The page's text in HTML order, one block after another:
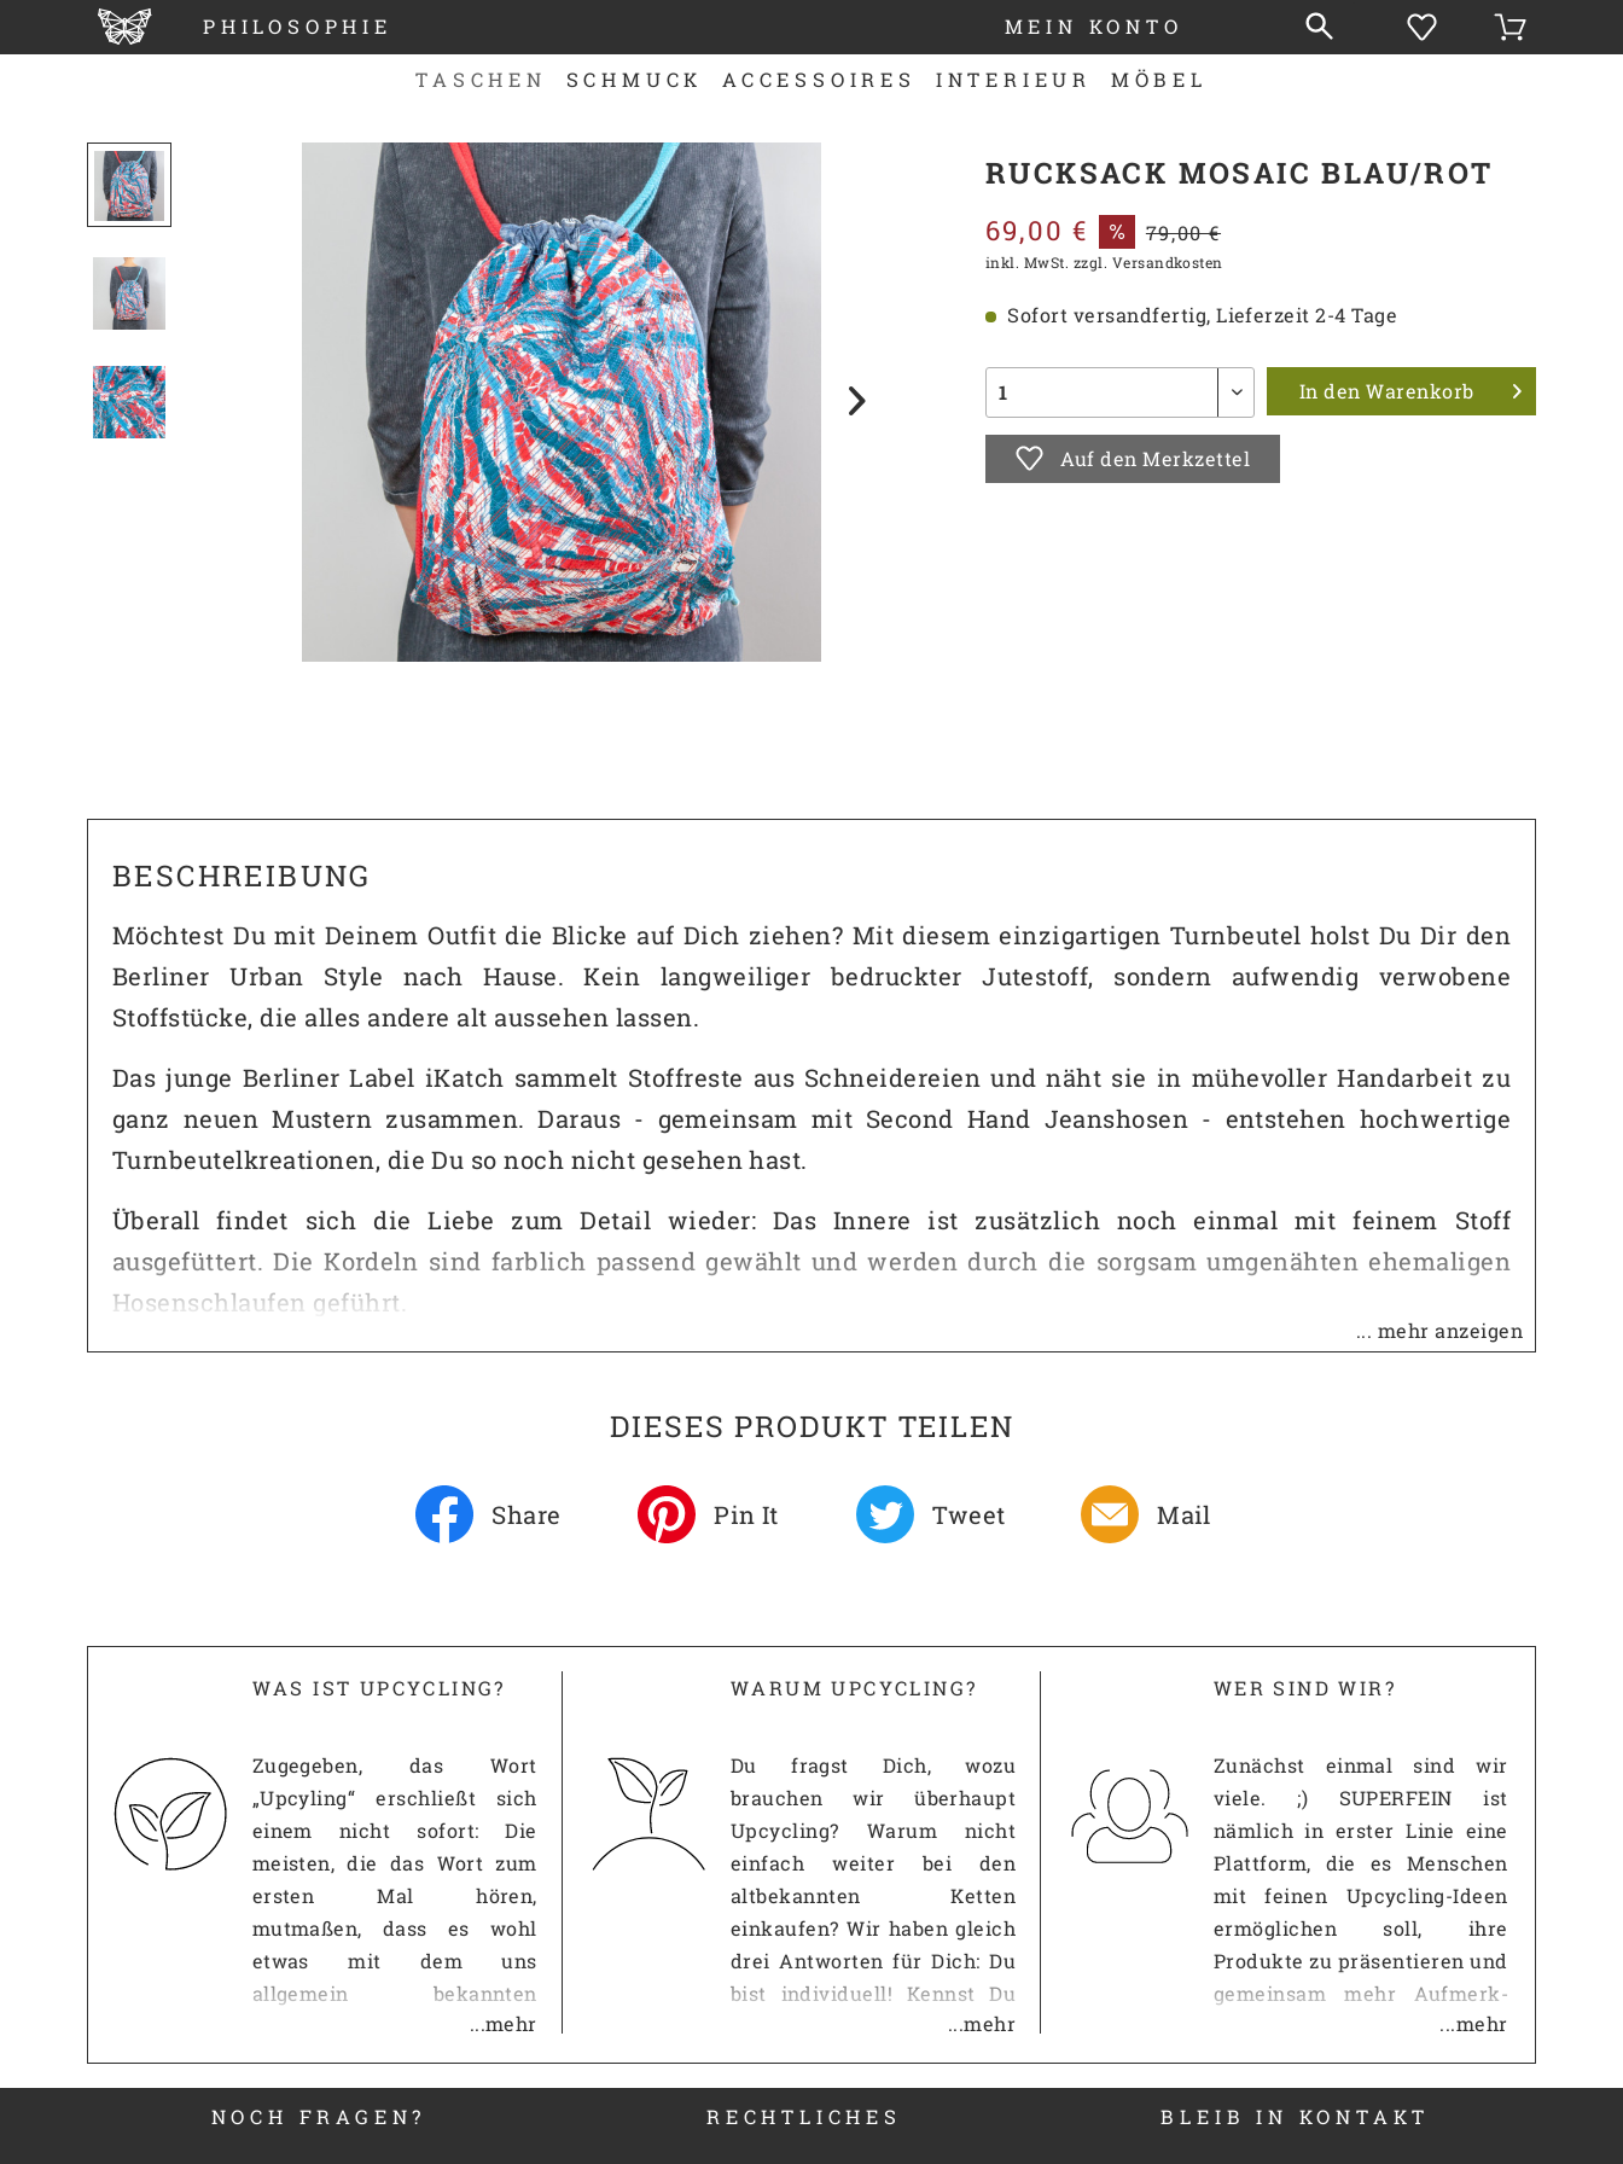
PHILOSOPHIE MEIN KONTO
TASCHEN SCHMUCK ACCESSOIRES INTERIEUR MÖBEL
RUCKSACK MOSAIC BLAU/ROT
69,00 € 79,00 €
inkl. MwSt. zzgl. Versandkosten
Sofort versandfertig, Lieferzeit 2-4 Tage
In den Warenkorb
Auf den Merkzettel
BESCHREIBUNG
Möchtest Du mit Deinem Outfit die Blicke auf Dich ziehen? Mit diesem einzigartigen Turnbeutel holst Du Dir den
Berliner Urban Style nach Hause. Kein langweiliger bedruckter Jutestoff, sondern aufwendig verwobene
Stoffstücke, die alles andere alt aussehen lassen.
Das junge Berliner Label iKatch sammelt Stoffreste aus Schneidereien und näht sie in mühevoller Handarbeit zu
ganz neuen Mustern zusammen. Daraus - gemeinsam mit Second Hand Jeanshosen - entstehen hochwertige
Turnbeutelkreationen, die Du so noch nicht gesehen hast.
Überall findet sich die Liebe zum Detail wieder: Das Innere ist zusätzlich noch einmal mit feinem Stoff
ausgefüttert. Die Kordeln sind farblich passend gewählt und werden durch die sorgsam umgenähten ehemaligen
Hosenschlaufen geführt.
Ein weiterer schöner Nebeneffekt: Dich finden Deine Freunde auch im größten Festival- oder Einkaufsgetümmel
... mehr anzeigen
DIESES PRODUKT TEILEN
Share Pin It Tweet Mail
WAS IST UPCYCLING?
Zugegeben, das Wort
„Upcyling“ erschließt sich
einem nicht sofort: Die
meisten, die das Wort zum
ersten Mal hören,
mutmaßen, dass es wohl
etwas mit dem uns
allgemein bekannten
Recycling zu tun haben
muss. Diese Vermutung ist
erst einmal richtig: Wie beim
Recycling, geht es beim
...mehr
WARUM UPCYCLING?
Du fragst Dich, wozu
brauchen wir überhaupt
Upcycling? Warum nicht
einfach weiter bei den
altbekannten Ketten
einkaufen? Wir haben gleich
drei Antworten für Dich: Du
bist individuell! Kennst Du
das? Du gehst in eine andere
Wohnung und im
Wohnzimmer steht der
gleiche IKEA-Schrank wie
...mehr
WER SIND WIR?
Zunächst einmal sind wir
viele. ;) SUPERFEIN ist
nämlich in erster Linie eine
Plattform, die es Menschen
mit feinen Upcycling-Ideen
ermöglichen soll, ihre
Produkte zu präsentieren und
gemeinsam mehr Auf­merk­
samkeit zu erzeugen, als es
mit einem eigenen
Internetauftritt jemals
möglich wäre. Gerade gegen
...mehr
NOCH FRAGEN? RECHTLICHES BLEIB IN KONTAKT